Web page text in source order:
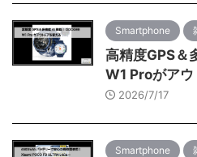
Smartphone
高精度GPS＆
W1 Proがア
2026/7/17
Smartphone